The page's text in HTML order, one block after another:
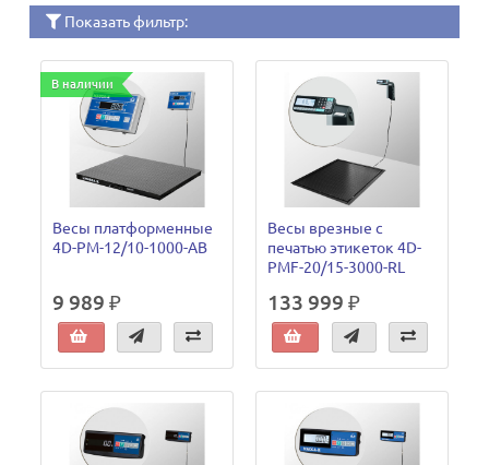
Показать фильтр:
В наличии
Весы платформенные
4D-PM-12/10-1000-AB
9 989 ₽
Весы врезные с
печатью этикеток 4D-
PMF-20/15-3000-RL
133 999 ₽